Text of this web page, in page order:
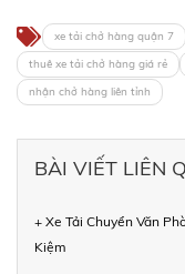
xe tải chở hàng quận 7
thuê xe tải chở hàng giá rẻ
nhận chở hàng liên tỉnh
BÀI VIẾT LIÊN
+ Xe Tải Chuyển Văn
Kiệm